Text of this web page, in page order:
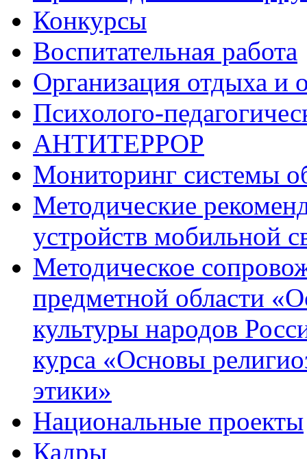
Конкурсы
Воспитательная работа
Организация отдыха и
Психолого-
АНТИТЕРРОР
Мониторинг системы
Методические
устройств мобильной
Методическое
предметной области
культуры народов
курса «Основы
этики»
Национальные проекты
Кадры